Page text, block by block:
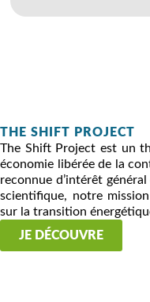
THE SHIFT PROJECT
The Shift Project est un
économie libérée de la
reconnue d’intérêt
scientifique, notre
sur la transition
JE DÉCOUVRE